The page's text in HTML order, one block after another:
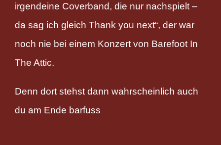
irgendeine Coverband, die nur nachspielt –
da sag ich gleich Thank you next“, der war
noch nie bei einem Konzert von Barefoot In
The Attic.
Denn dort stehst dann wahrscheinlich auch
du am Ende barfuss